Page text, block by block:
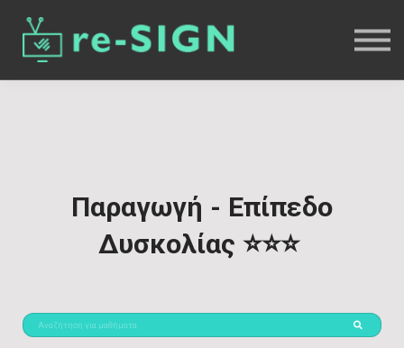
Είσοδος
Εγγραφή
Παραγωγή - Επίπεδο
Δυσκολίας ⭐⭐⭐